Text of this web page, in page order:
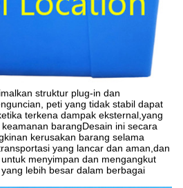
struktur plug-in dan
peti yang tidak stabil dapat
terkena dampak eksternal,yang
barangDesain ini secara
kerusakan barang selama
yang lancar dan aman,dan
menyimpan dan mengangkut
lebih besar dalam berbagai